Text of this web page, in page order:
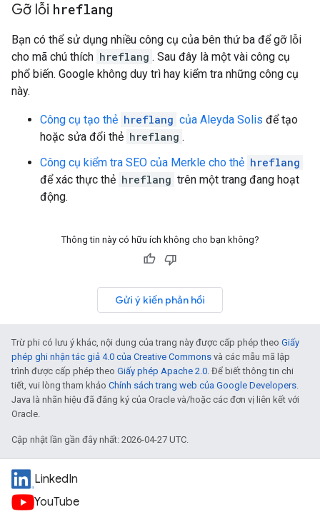
Gỡ lỗi hreflang
Bạn có thể sử dụng nhiều công cụ của bên thứ ba để gỡ lỗi
cho mã chú thích hreflang . Sau đây là một vài công cụ
phổ biến. Google không duy trì hay kiểm tra những công cụ
này.
Công cụ tạo thẻ hreflang của Aleyda Solis để tạo
hoặc sửa đổi thẻ hreflang .
Công cụ kiểm tra SEO của Merkle cho thẻ hreflang
để xác thực thẻ hreflang trên một trang đang hoạt
động.
Thông tin này có hữu ích không cho bạn không?
Gửi ý kiến phản hồi
Trừ phi có lưu ý khác, nội dung của trang này được cấp phép theo Giấy
phép ghi nhận tác giả 4.0 của Creative Commons và các mẫu mã lập
trình được cấp phép theo Giấy phép Apache 2.0. Để biết thông tin chi
tiết, vui lòng tham khảo Chính sách trang web của Google Developers.
Java là nhãn hiệu đã đăng ký của Oracle và/hoặc các đơn vị liên kết với
Oracle.
Cập nhật lần gần đây nhất: 2026-04-27 UTC.
LinkedIn
YouTube